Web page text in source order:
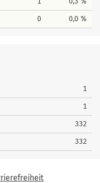
0 0,0 %
1
1
332
332